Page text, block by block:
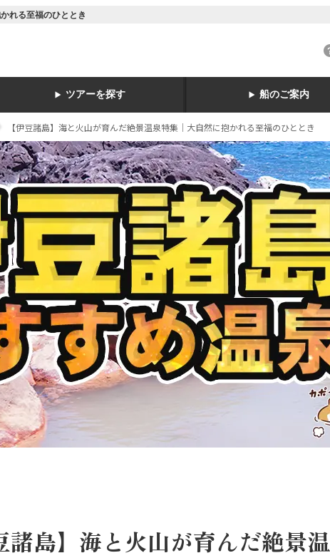
れる至福のひととき
ツアーを探す 船のご案内
【伊豆諸島】海と火山が育んだ絶景温泉特集｜大自然に抱かれる至福のひととき
諸島】海と火山が育んだ絶景